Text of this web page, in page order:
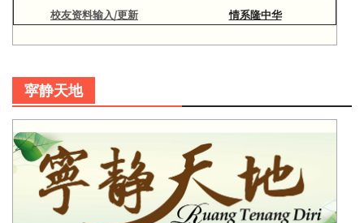
校友资料输入/更新 情系隆中华
寜静天地